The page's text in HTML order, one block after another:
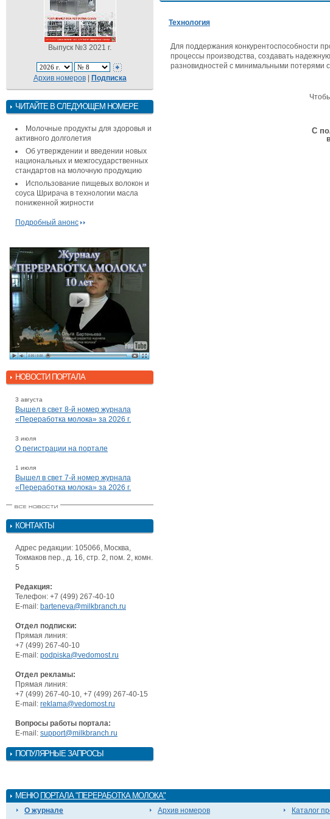
Выпуск №3 2021 г.
Архив номеров| Подписка
ЧИТАЙТЕ В СЛЕДУЮЩЕМ НОМЕРЕ
Молочные продукты для здоровья и
активного долголетия
Об утверждении и введении новых
национальных и межгосударственных
стандартов на молочную продукцию
Использование пищевых волокон и
соуса Шрирача в технологии масла
пониженной жирности
Подробный анонс
НОВОСТИ ПОРТАЛА
3 августа
Вышел в свет 8-й номер журнала
«Переработка молока» за 2026 г.
3 июля
О регистрации на портале
1 июля
Вышел в свет 7-й номер журнала
«Переработка молока» за 2026 г.
КОНТАКТЫ
Адрес редакции: 105066, Москва,
Токмаков пер., д. 16, стр. 2, пом. 2, комн.
5
Редакция:
Телефон: +7 (499) 267-40-10
E-mail: barteneva@milkbranch.ru
Отдел подписки:
Прямая линия:
+7 (499) 267-40-10
E-mail: podpiska@vedomost.ru
Отдел рекламы:
Прямая линия:
+7 (499) 267-40-10, +7 (499) 267-40-15
E-mail: reklama@vedomost.ru
Вопросы работы портала:
E-mail: support@milkbranch.ru
ПОПУЛЯРНЫЕ ЗАПРОСЫ
Технология
Для поддержания конкурентоспособности
процессы производства, создавать
разновидностей с минимальными потерями
С
МЕНЮ ПОРТАЛА "ПЕРЕРАБОТКА МОЛОКА"
О журнале Архив номеров Каталог